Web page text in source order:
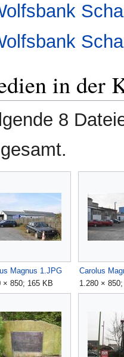
in der
8
Magnus 1.JPG
× 850; 165 KB
Carolus
1.280 ×